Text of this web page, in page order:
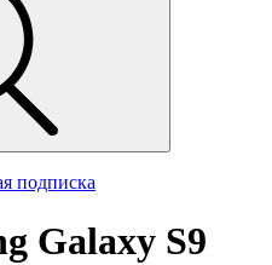
подписка
Galaxy S9